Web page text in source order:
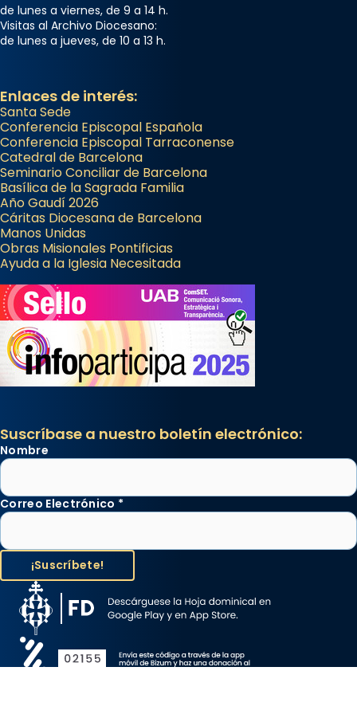
de lunes a viernes, de 9 a 14 h.
Visitas al Archivo Diocesano:
de lunes a jueves, de 10 a 13 h.
Enlaces de interés:
Santa Sede
Conferencia Episcopal Española
Conferencia Episcopal Tarraconense
Catedral de Barcelona
Seminario Conciliar de Barcelona
Basílica de la Sagrada Familia
Año Gaudí 2026
Cáritas Diocesana de Barcelona
Manos Unidas
Obras Misionales Pontificias
Ayuda a la Iglesia Necesitada
Suscríbase a nuestro boletín electrónico:
Nombre
Correo Electrónico *